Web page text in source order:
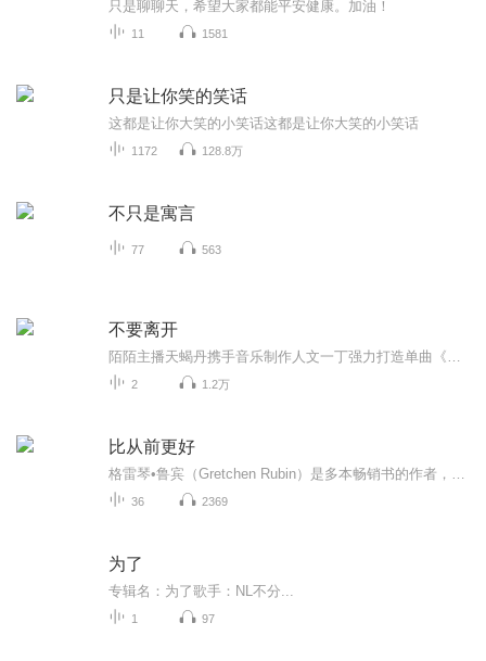
只是聊聊天，希望大家都能平安健康。加油！
11 1581
只是让你笑的笑话
这都是让你大笑的小笑话这都是让你大笑的小笑话
1172 128.8万
不只是寓言
77 563
不要离开
2 1.2万
比从前更好
36 2369
为了
专辑名：为了歌手：NL不分...
1 97